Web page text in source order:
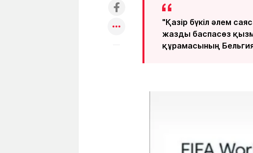
"Қазір бүкіл әлем
жазды баспасөз
құрамасының